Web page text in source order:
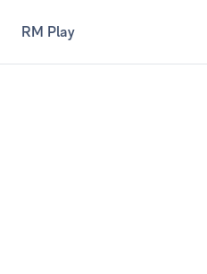
RM Play